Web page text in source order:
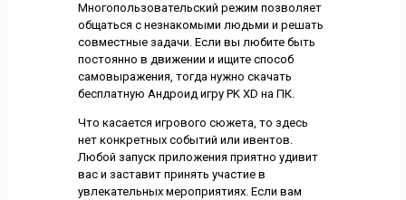
Многопользовательский режим позволяет
общаться с незнакомыми людьми и решать
совместные задачи. Если вы любите быть
постоянно в движении и ищите способ
самовыражения, тогда нужно скачать
бесплатную Андроид игру PK XD на ПК.
Что касается игрового сюжета, то здесь
нет конкретных событий или ивентов.
Любой запуск приложения приятно удивит
вас и заставит принять участие в
увлекательных мероприятиях. Если вам